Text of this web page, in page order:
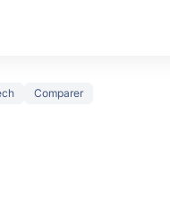
Comparer
vous